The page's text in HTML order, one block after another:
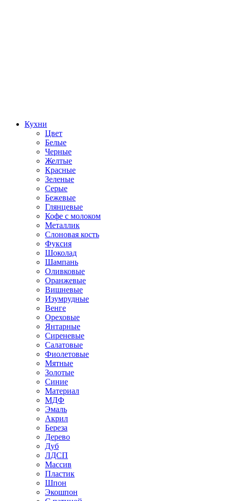
Кухни
Цвет
Белые
Черные
Желтые
Красные
Зеленые
Серые
Бежевые
Глянцевые
Кофе с молоком
Металлик
Слоновая кость
Фуксия
Шоколад
Шампань
Оливковые
Оранжевые
Вишневые
Изумрудные
Венге
Ореховые
Янтарные
Сиреневые
Салатовые
Фиолетовые
Мятные
Золотые
Синие
Материал
МДФ
Эмаль
Акрил
Береза
Дерево
Дуб
ЛДСП
Массив
Пластик
Шпон
Экошпон